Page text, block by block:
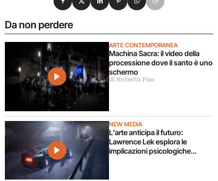
Da non perdere
ARTE CONTEMPORANEA
Machina Sacra: il video della
processione dove il santo è uno
schermo
di Roberta Pisa
NEW MEDIA
L’arte anticipa il futuro:
Lawrence Lek esplora le
implicazioni psicologiche